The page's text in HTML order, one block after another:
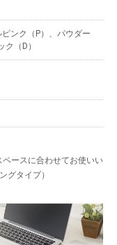
ンク（P）、パウダー
（D）
ースに合わせてお使いい
グタイプ）